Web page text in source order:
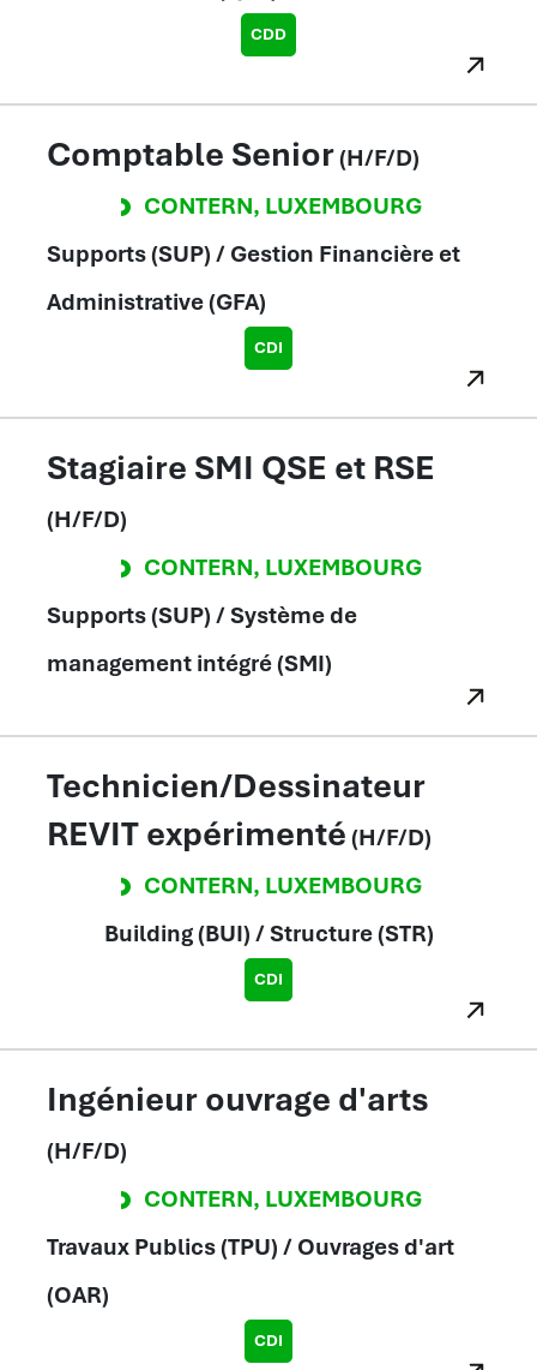
CDD
Comptable Senior(H/F/D)
CONTERN, LUXEMBOURG
Supports (SUP) / Gestion Financière et
Administrative (GFA)
CDI
Stagiaire SMI QSE et RSE
(H/F/D)
CONTERN, LUXEMBOURG
Supports (SUP) / Système de
management intégré (SMI)
Technicien/Dessinateur
REVIT expérimenté (H/F/D)
CONTERN, LUXEMBOURG
Building (BUI) / Structure (STR)
CDI
Ingénieur ouvrage d'arts
(H/F/D)
CONTERN, LUXEMBOURG
Travaux Publics (TPU) / Ouvrages d'art
(OAR)
CDI